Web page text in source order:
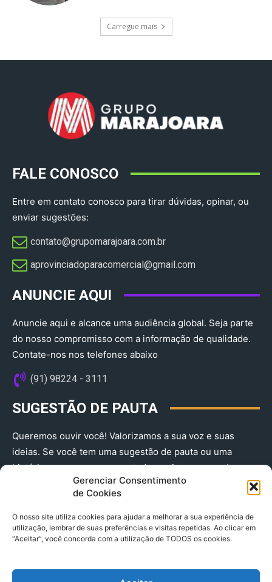
Gerenciar Consentimento
de Cookies
O nosso site utiliza cookies para ajudar a melhorar a sua experiência de
utilização, lembrar de suas preferências e visitas repetidas. Ao clicar em
“Aceitar”, você concorda com a utilização de TODOS os cookies.
Carregue mais
FALE CONOSCO
Entre em contato conosco para tirar dúvidas, opinar, ou
enviar sugestões:
contato@grupomarajoara.com.br
aprovinciadoparacomercial@gmail.com​
ANUNCIE AQUI
Anuncie aqui e alcance uma audiência global. Seja parte
do nosso compromisso com a informação de qualidade.
Contate-nos nos telefones abaixo
(91) 98224 - 3111
SUGESTÃO DE PAUTA
Queremos ouvir você! Valorizamos a sua voz e suas
ideias. Se você tem uma sugestão de pauta ou uma
história que merece ser contada, envie-nos agora!
(91) 98224 - 3111